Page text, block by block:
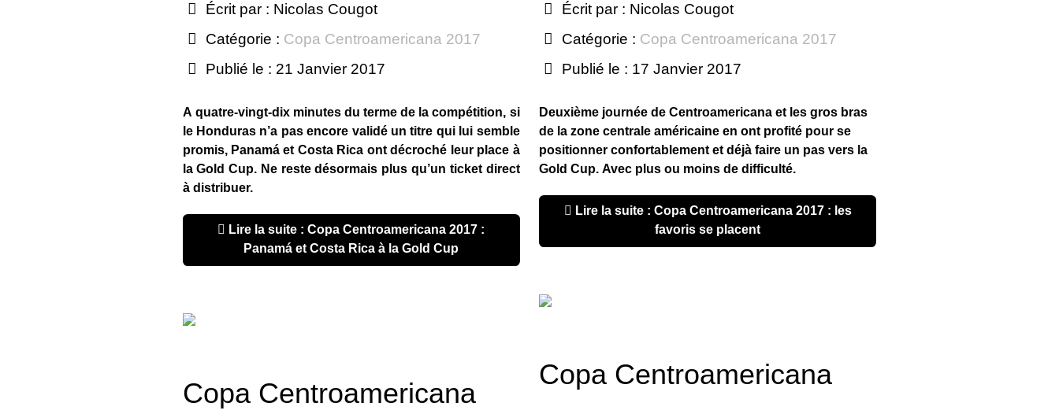
Écrit par : Nicolas Cougot
Catégorie : Copa Centroamericana 2017
Publié le : 21 Janvier 2017
A quatre-vingt-dix minutes du terme de la compétition, si
le Honduras n’a pas encore validé un titre qui lui semble
promis, Panamá et Costa Rica ont décroché leur place à
la Gold Cup. Ne reste désormais plus qu’un ticket direct
à distribuer.
Panamá et Costa Rica à la Gold Cup
Copa Centroamericana
Écrit par : Nicolas Cougot
Catégorie : Copa Centroamericana 2017
Publié le : 17 Janvier 2017
Deuxième journée de Centroamericana et les gros bras
de la zone centrale américaine en ont profité pour se
positionner confortablement et déjà faire un pas vers la
Gold Cup. Avec plus ou moins de difficulté.
favoris se placent
Copa Centroamericana